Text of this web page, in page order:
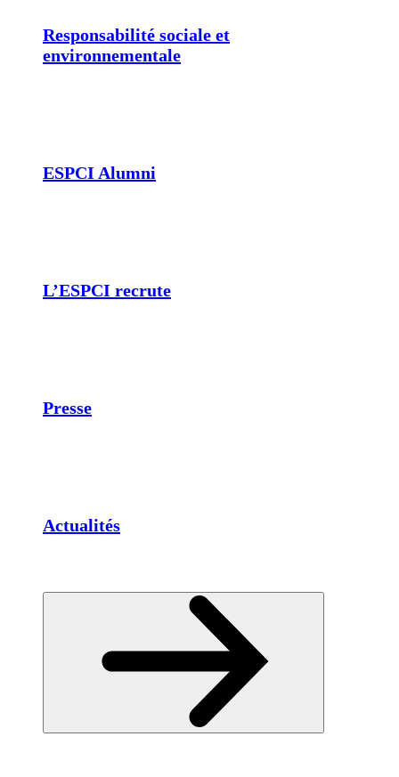
Responsabilité sociale et
environnementale
ESPCI Alumni
L’ESPCI recrute
Presse
Actualités